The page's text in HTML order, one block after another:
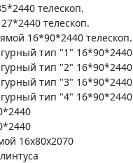
телескоп.
телескоп.
16*90*2440 телескоп.
тип "1" 16*90*2440
тип "2" 16*90*2440
тип "3" 16*90*2440
тип "4" 16*90*2440
16х80х2070